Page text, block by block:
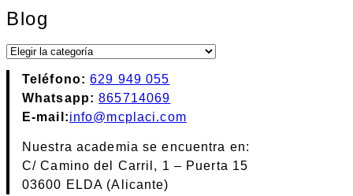
Blog
Blog
Teléfono:629 949 055
Whatsapp:865714069
E-mail:info@mcplaci.com
Nuestra academia se encuentra en:
C/ Camino del Carril, 1 – Puerta 15
03600 ELDA (Alicante)